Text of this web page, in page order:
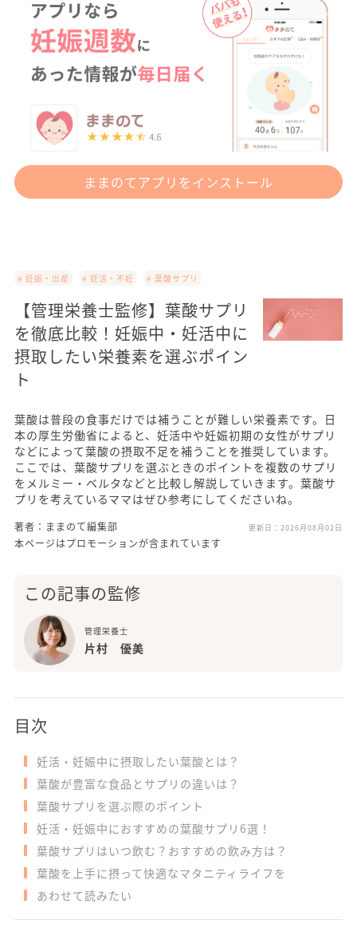
ままのてアプリをインストール
# 妊娠・出産 # 妊活・不妊 # 葉酸サプリ
【管理栄養士監修】葉酸サプリ
を徹底比較！妊娠中・妊活中に
摂取したい栄養素を選ぶポイン
ト
葉酸は普段の食事だけでは補うことが難しい栄養素です。日
本の厚生労働省によると、妊活中や妊娠初期の女性がサプリ
などによって葉酸の摂取不足を補うことを推奨しています。
ここでは、葉酸サプリを選ぶときのポイントを複数のサプリ
をメルミー・ベルタなどと比較し解説していきます。葉酸サ
プリを考えているママはぜひ参考にしてくださいね。
著者：ままのて編集部 更新日： 2026月08月02日
本ページはプロモーションが含まれています
この記事の監修
管理栄養士
片村 優美
目次
妊活・妊娠中に摂取したい葉酸とは？
葉酸が豊富な食品とサプリの違いは？
葉酸サプリを選ぶ際のポイント
妊活・妊娠中におすすめの葉酸サプリ6選！
葉酸サプリはいつ飲む？おすすめの飲み方は？
葉酸を上手に摂って快適なマタニティライフを
あわせて読みたい